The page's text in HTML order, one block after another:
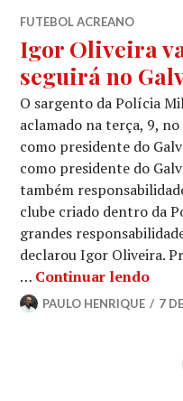
FUTEBOL ACREANO
Igor Oliveira
seguirá no
O sargento da Polícia
aclamado na terça, 9,
como presidente do
como presidente do
também
clube criado dentro da
grandes
declarou Igor Oliveira.
… Continuar lendo
PAULO HENRIQUE 7